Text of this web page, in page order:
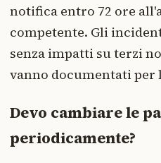
notifica entro 72 ore
competente. Gli
senza impatti su terzi
vanno documentati per
Devo cambiare le
periodicamente?